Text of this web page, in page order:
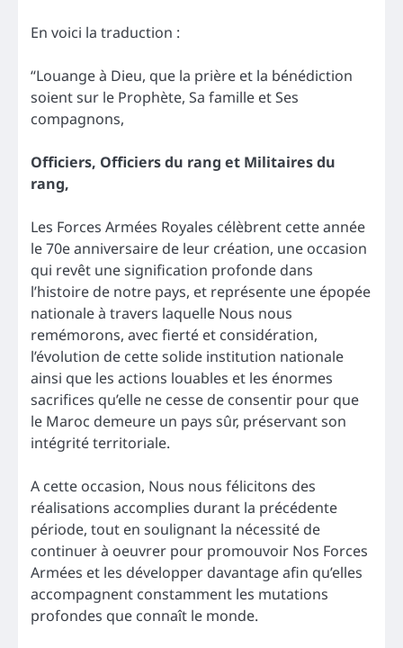
En voici la traduction :
“Louange à Dieu, que la prière et la bénédiction
soient sur le Prophète, Sa famille et Ses
compagnons,
Officiers, Officiers du rang et Militaires du
rang,
Les Forces Armées Royales célèbrent cette année
le 70e anniversaire de leur création, une occasion
qui revêt une signification profonde dans
l’histoire de notre pays, et représente une épopée
nationale à travers laquelle Nous nous
remémorons, avec fierté et considération,
l’évolution de cette solide institution nationale
ainsi que les actions louables et les énormes
sacrifices qu’elle ne cesse de consentir pour que
le Maroc demeure un pays sûr, préservant son
intégrité territoriale.
A cette occasion, Nous nous félicitons des
réalisations accomplies durant la précédente
période, tout en soulignant la nécessité de
continuer à oeuvrer pour promouvoir Nos Forces
Armées et les développer davantage afin qu’elles
accompagnent constamment les mutations
profondes que connaît le monde.